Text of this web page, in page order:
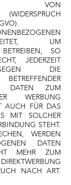
VON
UM
SO
JEDERZEIT
DIE
DATEN ZUM
WERBUNG
AUCH FÜR DAS
MIT SOLCHER
STEHT.
WERDEN
DATEN
MEHR ZUM
NACH ART.